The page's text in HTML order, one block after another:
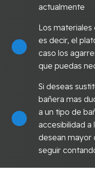
actualmente
Los materiales
es decir, el
caso los
que puedas
Si deseas
bañera mas
a un tipo de
accesibilidad a
desean mayor
seguir